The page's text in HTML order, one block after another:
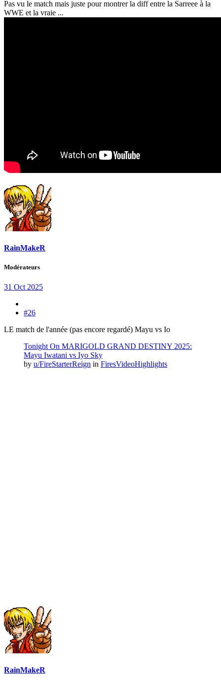
Pas vu le match mais juste pour montrer la diff entre la Sarreee à la
WWE et la vraie ...
RainMakeR
Modérateurs
31 Oct 2025
#26
LE match de l'année (pas encore regardé) Mayu vs Io
Tonight On MARIGOLD GRAND DESTINY 2025:
Mayu Iwatani vs Iyo Sky
by u/FireStarterReign in FiresVideoHighlights
RainMakeR